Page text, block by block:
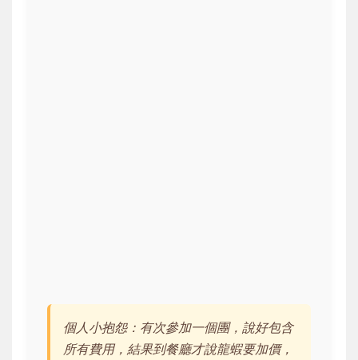
個人小抱怨：有次參加一個團，說好包含
所有費用，結果到餐廳才說龍蝦要加價，